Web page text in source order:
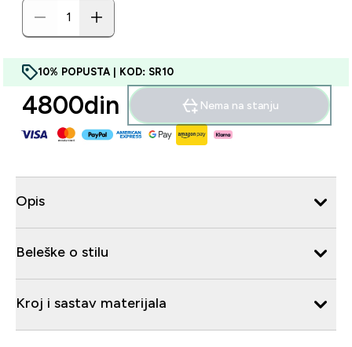
10% POPUSTA | KOD: SR10
4800din‎ Nema na stanju
Opis
Beleške o stilu
Kroj i sastav materijala